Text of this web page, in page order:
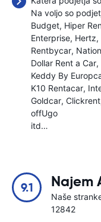
Na voljo so
Budget Hiper
Enterprise Hertz
Rentbycar
Dollar Rent a Car
Keddy By
K10 Rentacar
Goldcar Clickrent
offUgo
itd…
9.1 Najem
Naše
12842